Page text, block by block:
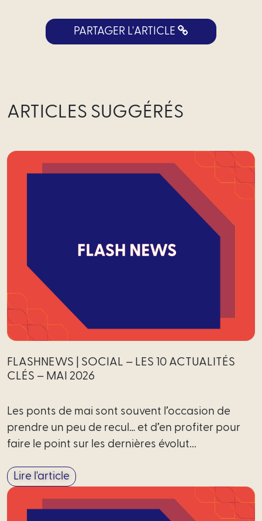
PARTAGER L'ARTICLE
ARTICLES SUGGÉRÉS
FLASHNEWS | SOCIAL – LES 10 ACTUALITÉS
CLÉS – MAI 2026
Les ponts de mai sont souvent l’occasion de
prendre un peu de recul… et d’en profiter pour
faire le point sur les dernières évolut...
Lire l'article